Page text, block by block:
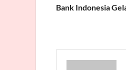
Bank Indonesia